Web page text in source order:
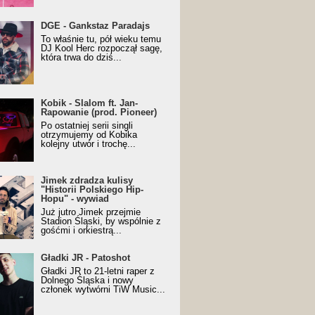
z nagrodą za
Trueschoolowy
Roku (Popkillery 2023)
DGE - Gankstaz Paradajs
To właśnie tu, pół wieku temu
DJ Kool Herc rozpoczął sagę,
która trwa do dziś...
- Slalom ft. Jan-
(prod. Pioneer)
Music Visualiser]
Kobik - Slalom ft. Jan-
Rapowanie (prod. Pioneer)
Po ostatniej serii singli
otrzymujemy od Kobika
kolejny utwór i trochę...
zdradza kulisy "Historii
Hip-Hopu" - wywiad
Jimek zdradza kulisy
"Historii Polskiego Hip-
Hopu" - wywiad
Już jutro Jimek przejmie
Stadion Śląski, by wspólnie z
gośćmi i orkiestrą...
JR - Patoshot
Gładki JR - Patoshot
Gładki JR to 21-letni raper z
Dolnego Śląska i nowy
członek wytwórni TiW Music...